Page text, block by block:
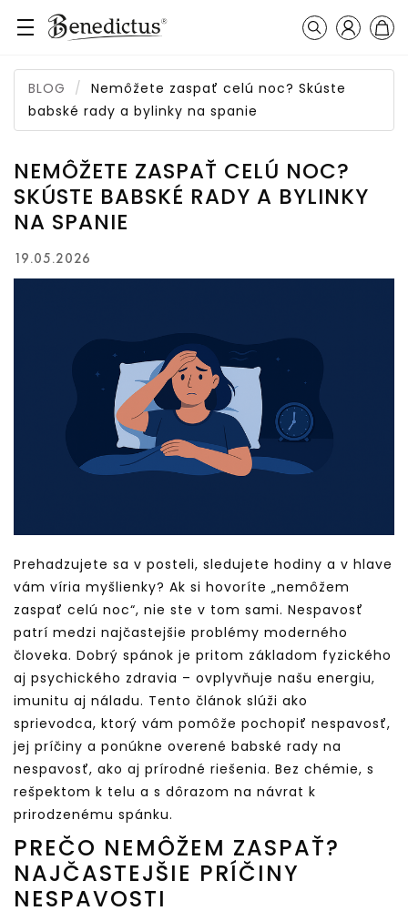
Vyhľadávanie
Košík
BLOG
Nemôžete zaspať celú noc? Skúste
babské rady a bylinky na spanie
NEMÔŽETE ZASPAŤ CELÚ NOC?
SKÚSTE BABSKÉ RADY A BYLINKY
NA SPANIE
19.05.2026
Prehadzujete sa v posteli, sledujete hodiny a v hlave
vám víria myšlienky? Ak si hovoríte „nemôžem
zaspať celú noc“, nie ste v tom sami. Nespavosť
patrí medzi najčastejšie problémy moderného
človeka. Dobrý spánok je pritom základom fyzického
aj psychického zdravia – ovplyvňuje našu energiu,
imunitu aj náladu. Tento článok slúži ako
sprievodca, ktorý vám pomôže pochopiť nespavosť,
jej príčiny a ponúkne overené babské rady na
nespavosť, ako aj prírodné riešenia. Bez chémie, s
rešpektom k telu a s dôrazom na návrat k
prirodzenému spánku.
PREČO NEMÔŽEM ZASPAŤ?
NAJČASTEJŠIE PRÍČINY
NESPAVOSTI